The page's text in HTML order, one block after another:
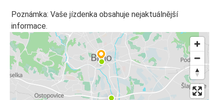
Poznámka: Vaše jízdenka obsahuje nejaktuálnější
informace.